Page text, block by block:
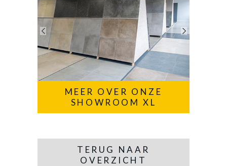
MEER OVER ONZE
SHOWROOM XL
TERUG NAAR
OVERZICHT